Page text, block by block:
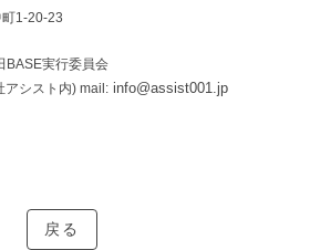
1-20-23
BASE実行委員会
シスト内) mail: info@assist001.jp
戻る